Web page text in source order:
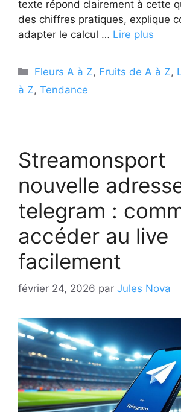
texte répond clairement à cette
des chiffres pratiques, explique
adapter le calcul … Lire plus
Catégories
Fleurs A à Z, Fruits de A à Z,
à Z, Tendance
Streamonsport
nouvelle
telegram :
accéder au live
facilement
février 24, 2026 par Jules Nova